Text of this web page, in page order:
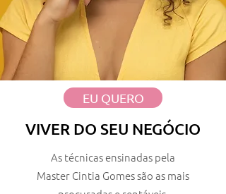
EU QUERO
VIVER DO SEU NEGÓCIO
As técnicas ensinadas pela
Master Cintia Gomes são as mais